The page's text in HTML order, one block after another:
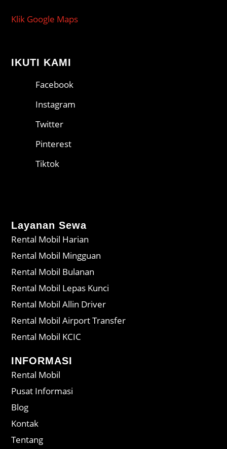
Klik Google Maps
IKUTI KAMI
Facebook
Instagram
Twitter
Pinterest
Tiktok
Layanan Sewa
Rental Mobil Harian
Rental Mobil Mingguan
Rental Mobil Bulanan
Rental Mobil Lepas Kunci
Rental Mobil Allin Driver
Rental Mobil Airport Transfer
Rental Mobil KCIC
INFORMASI
Rental Mobil
Pusat Informasi
Blog
Kontak
Tentang